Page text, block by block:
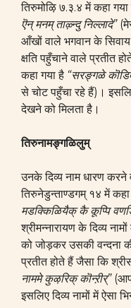
तिरुमोऴि ७.३.४ में कहा गया
ऎन् मनम् ताऴ्न्दु निल्लादे”
आँखों वाले भगवान के
क्षति पहुँचाने वाले प्रतीत
कहा गया है “सरङ्गळे
से चोट पहुँचा रहे हैं)।
देखने को मिलता है।
तिरुनामङ्गळिलुम्
उनके दिव्य नाम धारण करने
तिरुनेडुन्ताण्डगम् १४ में कहा
मडक्किळियैक् कै कूप्पि
श्रीमन्नारायण के दिव्य
को जोड़कर उसकी वन्दना
प्रतीत होते हैं जैसा कि
नाममे कुऴरिक् कॊन्ऱीर्”(आप
इसलिए दिव्य नामों में ऐसा